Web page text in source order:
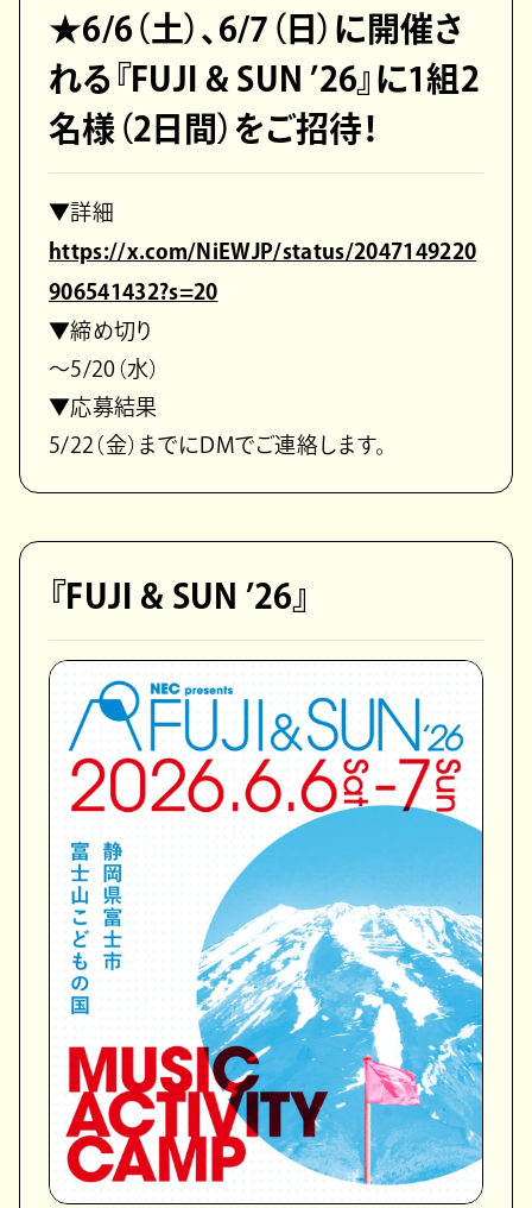
★6/6（土）、6/7（日）に開催さ
れる『FUJI & SUN ’26』に1組2
名様（2日間）をご招待！
▼詳細
https://x.com/NiEWJP/status/2047149220
906541432?s=20
▼締め切り
〜5/20（水）
▼応募結果
5/22（金）までにDMでご連絡します。
『FUJI & SUN ʼ26』